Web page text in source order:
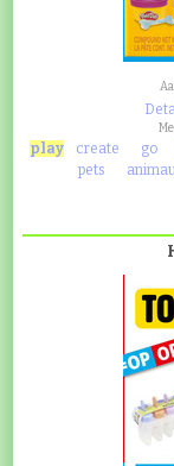
play create go
pets